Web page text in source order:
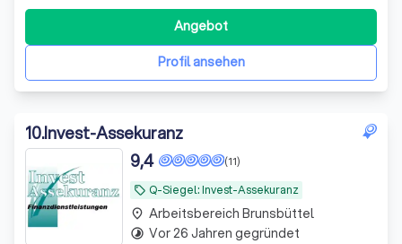
Profil ansehen
Angebot
10.Invest-Assekuranz
local_offer Q-Siegel: Invest-Assekuranz
(11)
9,4
place Arbeitsbereich Brunsbüttel
timelapse Vor 26 Jahren gegründet